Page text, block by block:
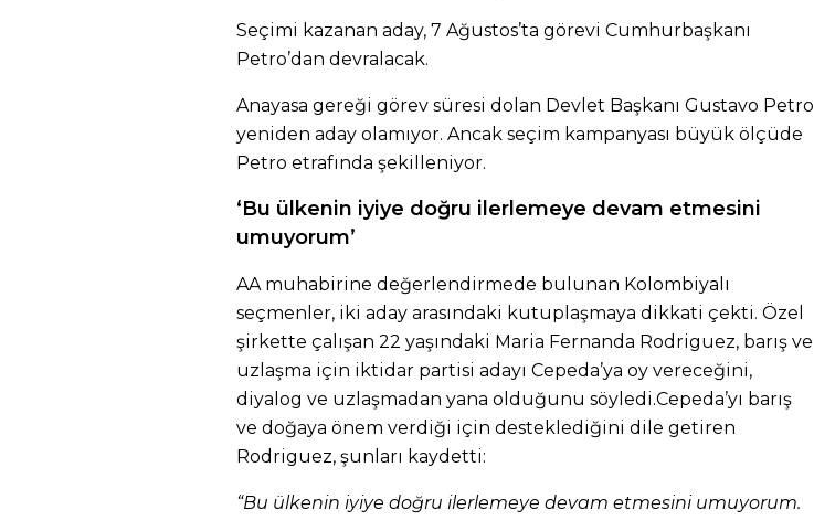
Seçimi kazanan aday, 7 Ağustos’ta görevi Cumhurbaşkanı
Petro’dan devralacak.
Anayasa gereği görev süresi dolan Devlet Başkanı Gustavo Petro
yeniden aday olamıyor. Ancak seçim kampanyası büyük ölçüde
Petro etrafında şekilleniyor.
‘Bu ülkenin iyiye doğru ilerlemeye devam etmesini
umuyorum’
AA muhabirine değerlendirmede bulunan Kolombiyalı
seçmenler, iki aday arasındaki kutuplaşmaya dikkati çekti. Özel
şirkette çalışan 22 yaşındaki Maria Fernanda Rodriguez, barış ve
uzlaşma için iktidar partisi adayı Cepeda’ya oy vereceğini,
diyalog ve uzlaşmadan yana olduğunu söyledi.Cepeda’yı barış
ve doğaya önem verdiği için desteklediğini dile getiren
Rodriguez, şunları kaydetti:
“Bu ülkenin iyiye doğru ilerlemeye devam etmesini umuyorum.